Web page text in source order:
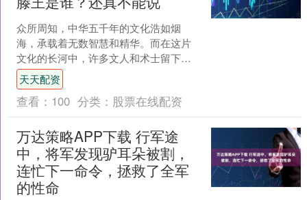
众所周知，中华五千年的文化浩如烟
海，承载着无数智慧和精华。而在这片
文化的长河中，许多文人和术士留下了
璀璨的篇章，诸如李白的《蜀道难》、
欧阳修的《醉翁亭记》，以及....
天天配资
查看： 100 分类： 股票在线配资
万达策略APP下载 行军途
中，将军发现驴耳朵被割，
连忙下一命令，拯救了全军
的性命